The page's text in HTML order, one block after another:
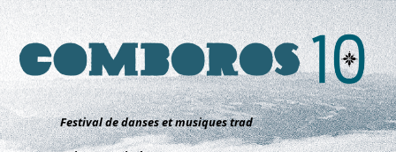
Aller
au
contenu
Festival de danses et musiques trad